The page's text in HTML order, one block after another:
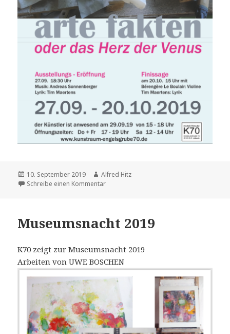
Veröffentlicht
am
10. September 2019 Autor
Alfred Hitz
Schreibe einen Kommentar
Museumsnacht 2019
K70 zeigt zur Museumsnacht 2019
Arbeiten von UWE BOSCHEN